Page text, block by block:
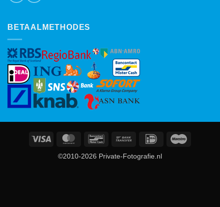
BETAALMETHODES
Visa MasterCardBancontactBank
IDeal
©2010-2026 Private-Fotografie.nl